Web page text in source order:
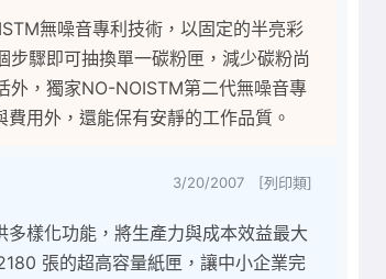
無噪音專利技術，以固定的半亮彩
驟即可抽換單一碳粉匣，減少碳粉尚
外，獨家NO-NOISTM第二代無噪音專
用外，還能保有安靜的工作品質。
3/20/2007 [列印類]
樣化功能，將生產力與成本效益最大
張的超高容量紙匣，讓中小企業完